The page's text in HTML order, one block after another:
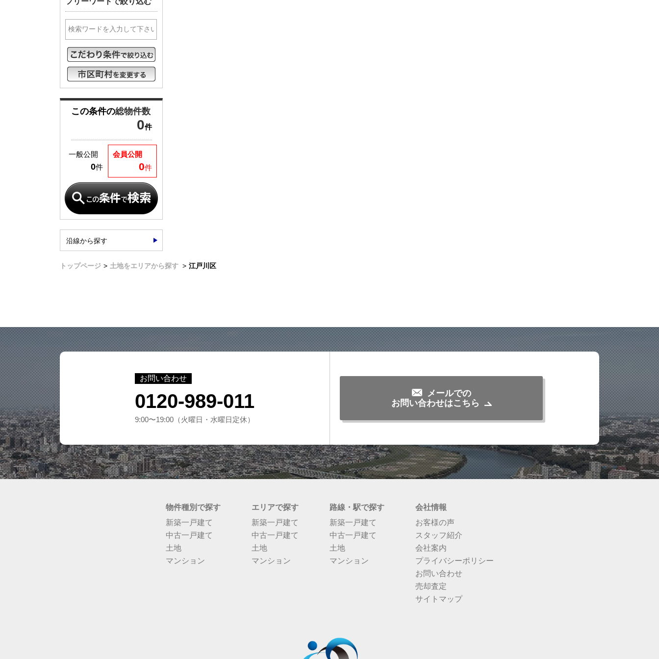
この条件の総物件数
0件
会員公開
0件
一般公開
0件
沿線から探す
トップページ 土地をエリアから探す 江戸川区
お問い合わせ
0120-989-011
9:00〜19:00（火曜日・水曜日定休）
メールでの
お問い合わせはこちら
物件種別で探す
新築一戸建て
中古一戸建て
土地
マンション
エリアで探す
新築一戸建て
中古一戸建て
土地
マンション
路線・駅で探す
新築一戸建て
中古一戸建て
土地
マンション
会社情報
お客様の声
スタッフ紹介
会社案内
プライバシーポリシー
お問い合わせ
売却査定
サイトマップ